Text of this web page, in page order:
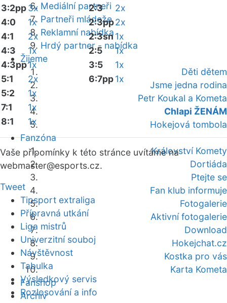
Mediální partneři
Partneři mládeže
Reklamní nabídka
Hrdý partner - nabídka
Žijeme
Děti dětem
Jsme jedna rodina
Petr Koukal a Kometa
Chlapi ŽENÁM
Hokejová tombola
Fanzóna
Království Komety
Dortiáda
Ptejte se
Fan klub informuje
Fotogalerie
Aktivní fotogalerie
Download
Hokejchat.cz
Kostka pro vás
Karta Kometa
Fanshop
Archiv
3:2pp3x
4:0
1x
4:1
2x
4:3
1x
4:3pp1x
5:1
2x
5:2
1x
7:1
1x
8:1
1x
2:3
2x
2:3pp2x
2:3sn1x
2:5
1x
3:5
1x
6:7pp1x
Vaše připomínky k této stránce uvítáme na
webmaster@esports.cz.
Tweet
Tipsport extraliga
Přípravná utkání
Liga mistrů
Univerzitní souboj
Návštěvnost
Tabulka
Výsledkový servis
Rozlosování a info